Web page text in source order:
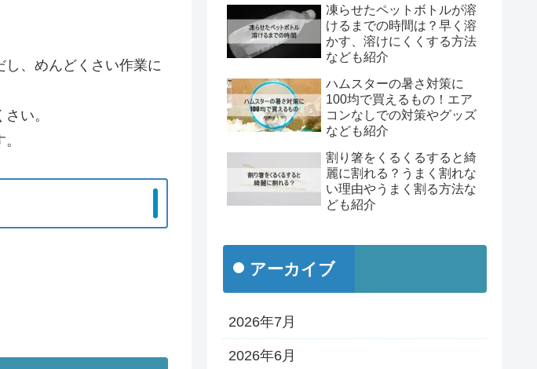
、めんどくさい作業に
い。
凍らせたペットボトルが溶
けるまでの時間は？早く溶
かす、溶けにくくする方法
なども紹介
ハムスターの暑さ対策に
100均で買えるもの！エア
コンなしでの対策やグッズ
なども紹介
割り箸をくるくるすると綺
麗に割れる？うまく割れな
い理由やうまく割る方法な
ども紹介
アーカイブ
2026年7月
2026年6月